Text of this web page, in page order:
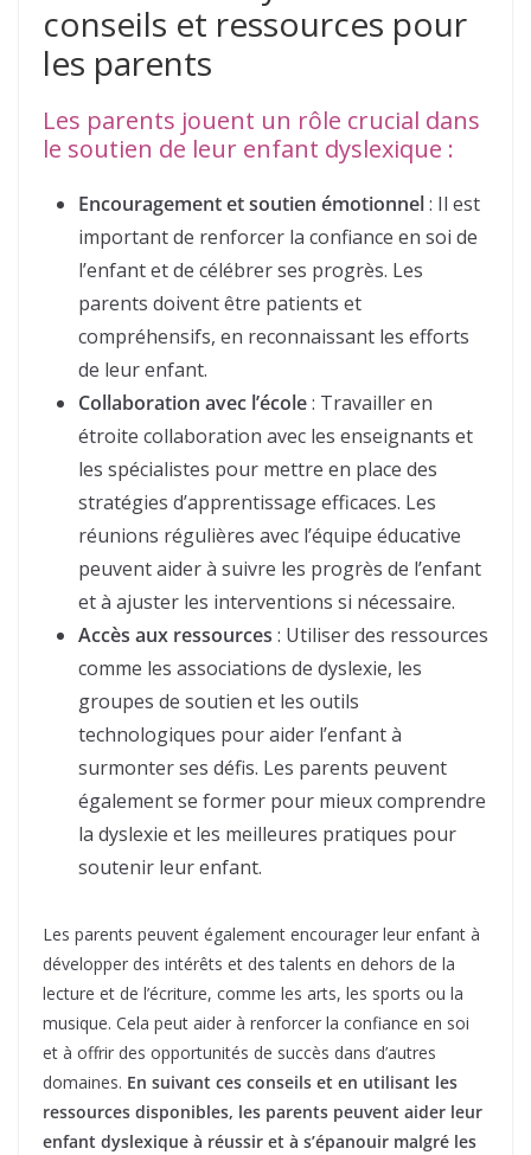
conseils et ressources pour
les parents
Les parents jouent un rôle crucial dans
le soutien de leur enfant dyslexique :
Encouragement et soutien émotionnel: Il est
important de renforcer la confiance en soi de
l’enfant et de célébrer ses progrès. Les
parents doivent être patients et
compréhensifs, en reconnaissant les efforts
de leur enfant.
Collaboration avec l’école: Travailler en
étroite collaboration avec les enseignants et
les spécialistes pour mettre en place des
stratégies d’apprentissage efficaces. Les
réunions régulières avec l’équipe éducative
peuvent aider à suivre les progrès de l’enfant
et à ajuster les interventions si nécessaire.
Accès aux ressources : Utiliser des ressources
comme les associations de dyslexie, les
groupes de soutien et les outils
technologiques pour aider l’enfant à
surmonter ses défis. Les parents peuvent
également se former pour mieux comprendre
la dyslexie et les meilleures pratiques pour
soutenir leur enfant.
Les parents peuvent également encourager leur enfant à
développer des intérêts et des talents en dehors de la
lecture et de l’écriture, comme les arts, les sports ou la
musique. Cela peut aider à renforcer la confiance en soi
et à offrir des opportunités de succès dans d’autres
domaines. En suivant ces conseils et en utilisant les
ressources disponibles, les parents peuvent aider leur
enfant dyslexique à réussir et à s’épanouir malgré les